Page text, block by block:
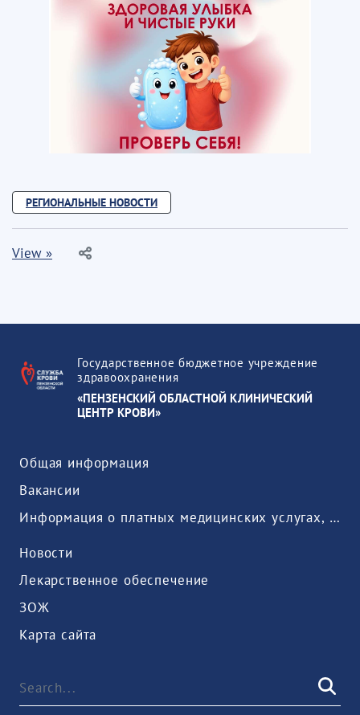
РЕГИОНАЛЬНЫЕ НОВОСТИ
View »
Государственное бюджетное учреждение
здравоохранения
«ПЕНЗЕНСКИЙ ОБЛАСТНОЙ КЛИНИЧЕСКИЙ
ЦЕНТР КРОВИ»
Общая информация
Вакансии
Информация о платных медицинских услугах, предоставляемых медицинской организацией
Новости
Лекарственное обеспечение
ЗОЖ
Карта сайта